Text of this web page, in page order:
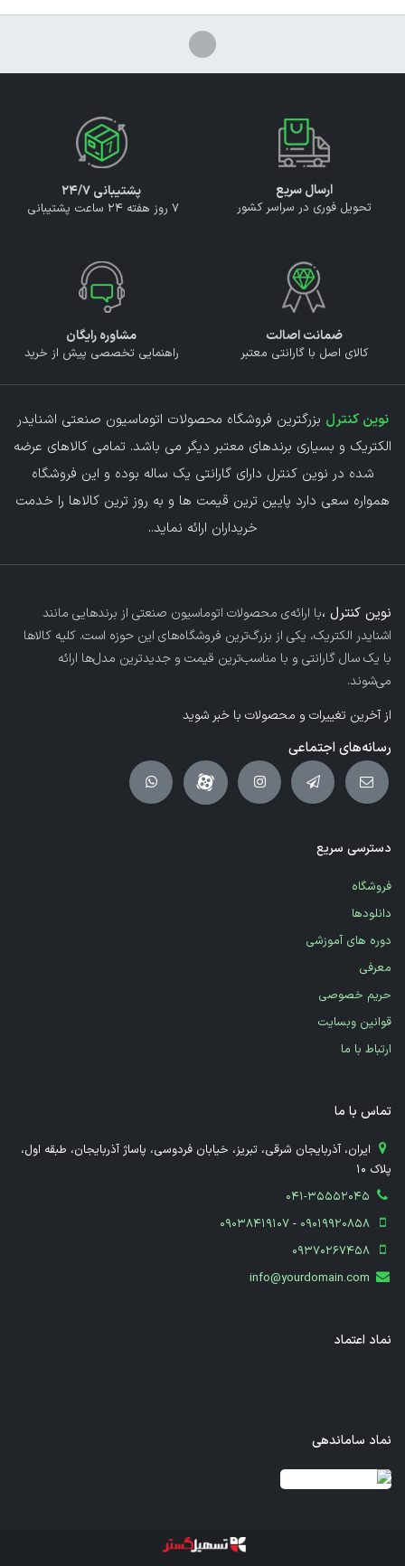
ارسال سریع
تحویل فوری در سراسر کشور
پشتیبانی ۲۴/۷
7 روز هفته 24 ساعت پشتیبانی
ضمانت اصالت
کالای اصل با گارانتی معتبر
مشاوره رایگان
راهنمایی تخصصی پیش از خرید
نوین کنترل بزرگترین فروشگاه محصولات اتوماسیون صنعتی اشنایدر
الکتریک و بسیاری برندهای معتبر دیگر می باشد. تمامی کالاهای عرضه
شده در نوین کنترل دارای گارانتی یک ساله بوده و این فروشگاه
همواره سعی دارد پایین ترین قیمت ها و به روز ترین کالاها را خدمت
خریداران ارائه نماید..
نوین کنترل ،با ارائه‌ی محصولات اتوماسیون صنعتی از برندهایی مانند
اشنایدر الکتریک، یکی از بزرگ‌ترین فروشگاه‌های این حوزه است. کلیه کالاها
با یک سال گارانتی و با مناسب‌ترین قیمت و جدیدترین مدل‌ها ارائه
می‌شوند.
از آخرین تغییرات و محصولات با خبر شوید
رسانه‌های اجتماعی
دسترسی سریع
فروشگاه
دانلودها
دوره های آموزشی
معرفی
حریم خصوصی
قوانین وبسایت
ارتباط با ما
تماس با ما
​ ایران، آذربایجان شرقی، تبریز، خیابان فردوسی، پاساژ آذربایجان، طبقه اول،
پلاک 10
041-35552045
09038419107-09019920858
09370267458
info@yourdomain.com
نماد اعتماد
نماد ساماندهی